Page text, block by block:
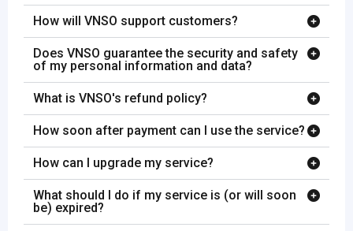
How will VNSO support customers?
Does VNSO guarantee the security and safety
of my personal information and data?
What is VNSO's refund policy?
How soon after payment can I use the service?
How can I upgrade my service?
What should I do if my service is (or will soon
be) expired?